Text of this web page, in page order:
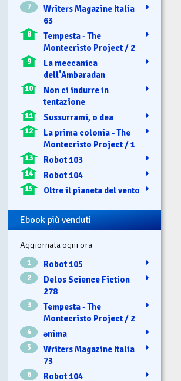
7
Writers Magazine Italia
63
8
Tempesta - The
Montecristo Project / 2
9
La meccanica
dell'Ambaradan
10
Non ci indurre in
tentazione
11 Sussurrami, o dea
12
La prima colonia - The
Montecristo Project / 1
13 Robot 103
14 Robot 104
15 Oltre il pianeta del vento
Ebook più venduti
Aggiornata ogni ora
1 Robot 105
2
Delos Science Fiction
278
3
Tempesta - The
Montecristo Project / 2
4 ənima
5
Writers Magazine Italia
73
6 Robot 104